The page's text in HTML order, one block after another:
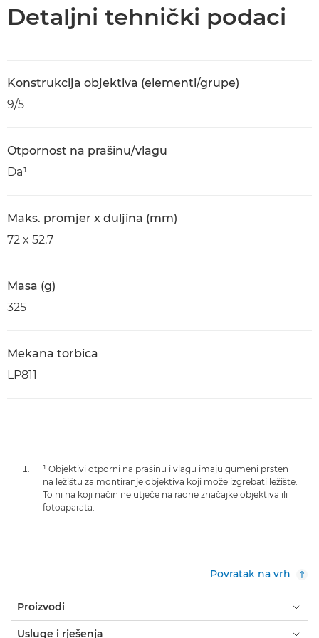
Detaljni tehnički podaci
Konstrukcija objektiva (elementi/grupe)
9/5
Otpornost na prašinu/vlagu
Da¹
Maks. promjer x duljina (mm)
72 x 52,7
Masa (g)
325
Mekana torbica
LP811
¹ Objektivi otporni na prašinu i vlagu imaju gumeni prsten
na ležištu za montiranje objektiva koji može izgrebati ležište.
To ni na koji način ne utječe na radne značajke objektiva ili
fotoaparata.
Povratak na vrh
Proizvodi
Usluge i rješenja